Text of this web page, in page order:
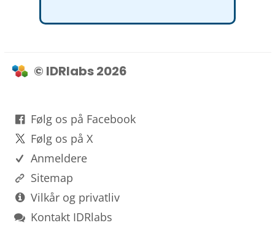
© IDRlabs 2026
Følg os på Facebook
Følg os på X
Anmeldere
Sitemap
Vilkår og privatliv
Kontakt IDRlabs